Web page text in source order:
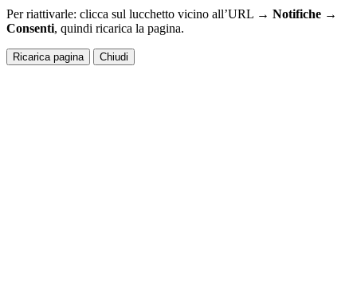
Per riattivarle: clicca sul lucchetto vicino all’URL → Notifiche →
Consenti, quindi ricarica la pagina.
Ricarica pagina Chiudi